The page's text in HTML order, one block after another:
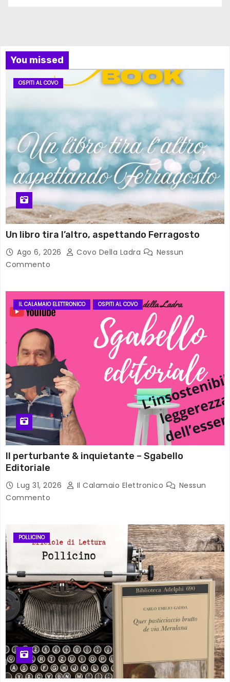
You missed
OSPITI AL COVO
Un libro tira l’altro, aspettando Ferragosto
Ago 6, 2026 Covo Della Ladra
Nessun
Commento
IL CALAMAIO ELETTRONICO OSPITI AL COVO
Il perturbante & inquietante – Sgabello
Editoriale
Lug 31, 2026 Il Calamaio Elettronico
Nessun
Commento
POLLICINO